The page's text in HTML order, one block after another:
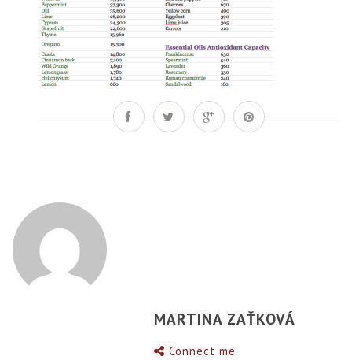
MARTINA ZAŤKOVÁ
Connect me